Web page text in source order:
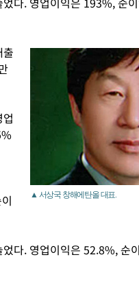
▲ 서상국 창해에탄올 대표.
다. 영업이익은 52.8%, 순